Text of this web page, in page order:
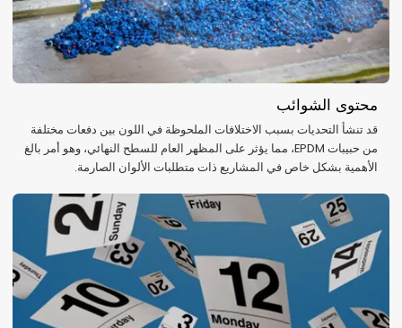
محتوى الشوائب
قد تنشأ التحديات بسبب الاختلافات الملحوظة في اللون بين دفعات مختلفة
من حبيبات EPDM، مما يؤثر على المظهر العام للسطح النهائي، وهو أمر بالغ
الأهمية بشكل خاص في المشاريع ذات متطلبات الألوان الصارمة.